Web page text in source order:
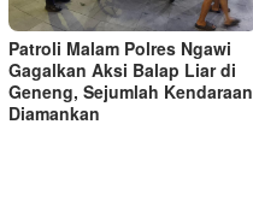
Patroli Malam Polres Ngawi
Gagalkan Aksi Balap Liar di
Geneng, Sejumlah Kendaraan
Diamankan